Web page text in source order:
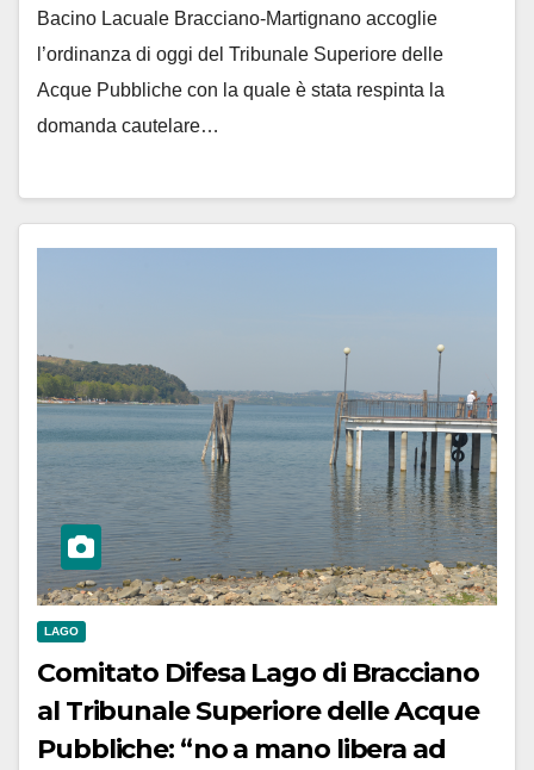
Bacino Lacuale Bracciano-Martignano accoglie
l’ordinanza di oggi del Tribunale Superiore delle
Acque Pubbliche con la quale è stata respinta la
domanda cautelare…
LAGO
Comitato Difesa Lago di Bracciano
al Tribunale Superiore delle Acque
Pubbliche: “no a mano libera ad